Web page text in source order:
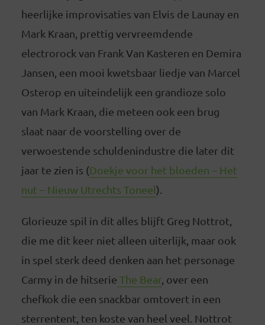
heerlijke improvisaties van Elvis de Launay en
Mark Kraan, prettig vervreemdende
electrorock van Frank Van Kasteren en Demira
Jansen, een mooi kwetsbaar liedje van Marcel
Osterop en uiteindelijk een grandioze solo
van Mark Kraan, die meteen ook een brug
slaat naar de voorstelling over de
verwoestende schuldenindustre die later dit
jaar te zien is (Doekje voor het bloeden – Het
nut – Nieuw Utrechts Toneel).
Glorieuze spil in dit alles blijft Greg Nottrot,
die me dit keer niet alleen uiterlijk, maar ook
in spel sterk deed denken aan het personage
Carmy in de hitserie The Bear, over een
chefkok die een snackbar omtovert in een
sterrentent, ten koste van heel veel. Nottrot